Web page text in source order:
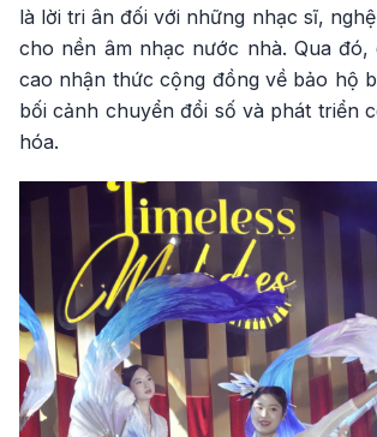
là lời tri ân đối với những nhạc sĩ,
cho nền âm nhạc nước nhà. Qua đó,
cao nhận thức cộng đồng về bảo hộ
bối cảnh chuyển đổi số và phát triển
hóa.